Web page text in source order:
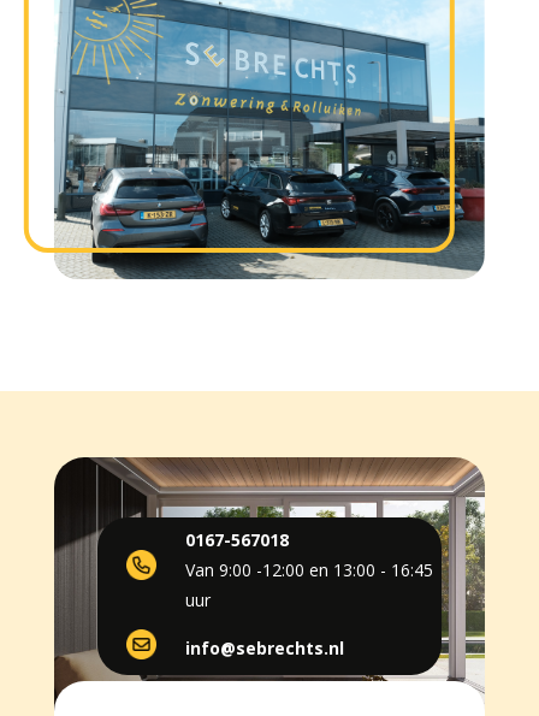
0167-567018
Van 9:00 -12:00 en 13:00 - 16:45
uur
info@sebrechts.nl